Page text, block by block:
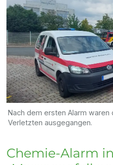
Nach dem ersten Alarm
Verletzten ausgegangen.
Chemie-Alarm